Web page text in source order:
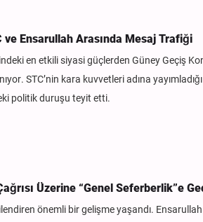
ve Ensarullah Arasında Mesaj Trafiği
en etkili siyasi güçlerden Güney Geçiş
STC’nin kara kuvvetleri adına
politik duruşu teyit etti.
Üzerine “Genel Seferberlik”e
önemli bir gelişme yaşandı.